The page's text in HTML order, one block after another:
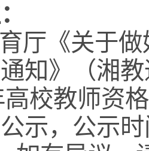
厅《关于
知》（湘
校教师资
示，公示